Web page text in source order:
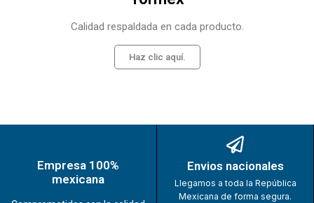
Calidad respaldada en cada producto.
Haz clic aquí.
Empresa 100%
mexicana
Envios nacionales
Llegamos a toda la República
Mexicana de forma segura.